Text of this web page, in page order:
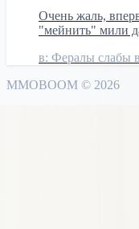
Очень жаль,
"мейнить" мили
в: Фералы слабы
MMOBOOM © 2026